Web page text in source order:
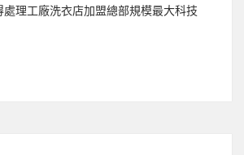
理工廠洗衣店加盟總部規模最大科技